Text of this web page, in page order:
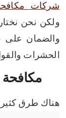
شركات
ولكن نحن
والضمان على
الحشرات
هناك طرق